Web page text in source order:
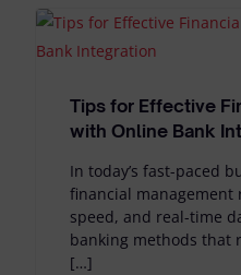
Tips for Effective
with Online Bank
In today’s fast-paced
financial management
speed, and real-time
banking methods that
[…]